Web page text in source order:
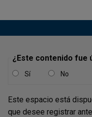
¿Este contenido fue
Sí No
Este espacio está
que desee registrar